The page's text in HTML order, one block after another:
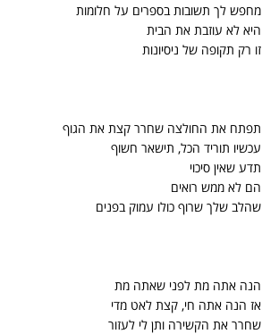
מחפש לך תשובות בספרים על חלומות
היא לא עוזבת את הבית
זו רק תקופה של ניסיונות
תפתח את החולצה שחרר קצת את הגוף
עכשיו תוריד הכל, תישאר חשוף
תדע שאין סיכוי
הם לא ממש רואים
שהלב שלך שרוף כולו עמוק בפנים
הנה אתה מת לפני שאתה מת
אז הנה אתה חי, קצת לאט מדי
שחרר את הקשירה ותן לי לעזור